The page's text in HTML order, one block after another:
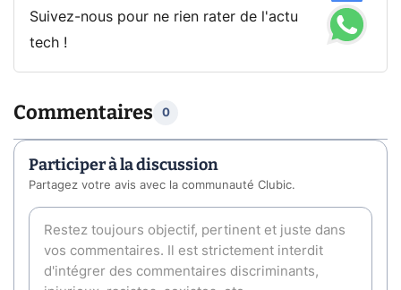
Suivez-nous pour ne rien rater de l'actu
tech !
Commentaires 0
Participer à la discussion
Partagez votre avis avec la communauté Clubic.